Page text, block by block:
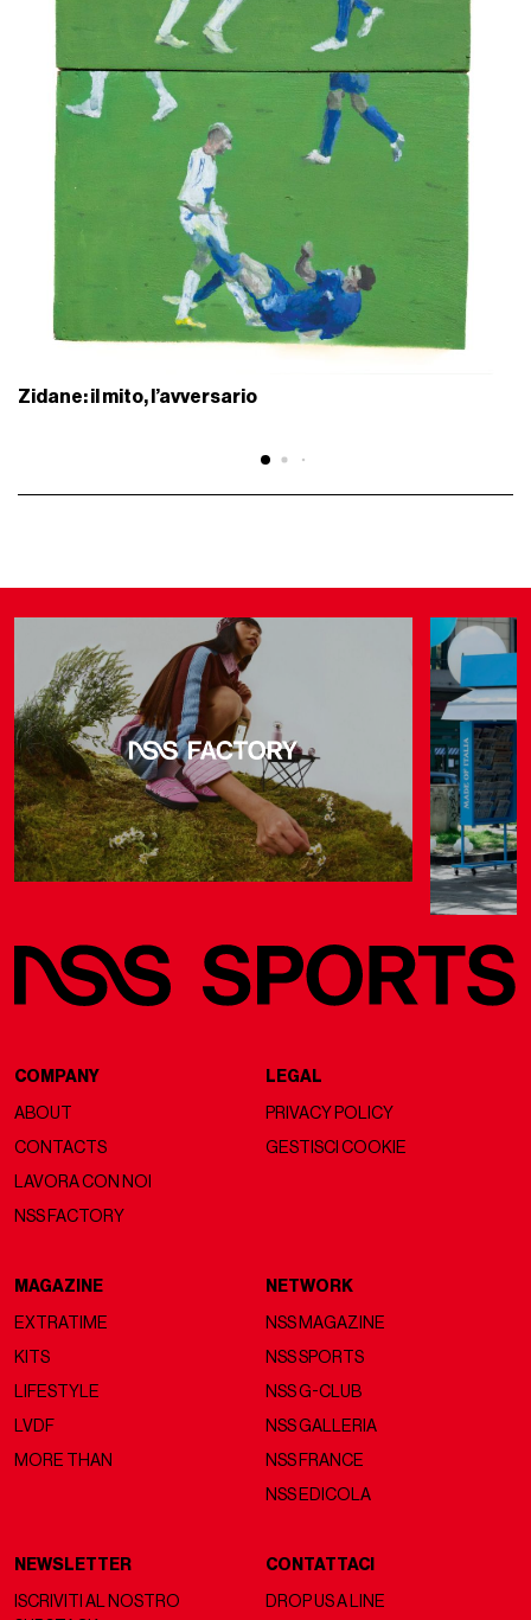
Zidane: il mito, l’avversario
COMPANY
ABOUT
CONTACTS
LAVORA CON NOI
NSS FACTORY
LEGAL
PRIVACY POLICY
GESTISCI COOKIE
MAGAZINE
EXTRATIME
KITS
LIFESTYLE
LVDF
MORE THAN
NETWORK
NSS MAGAZINE
NSS SPORTS
NSS G-CLUB
NSS GALLERIA
NSS FRANCE
NSS EDICOLA
NEWSLETTER
ISCRIVITI AL NOSTRO
CONTATTACI
DROP US A LINE